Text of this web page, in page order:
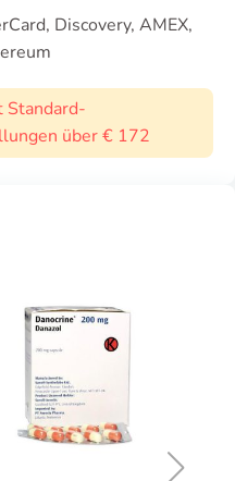
Discovery, AMEX,
Standard-
über € 172